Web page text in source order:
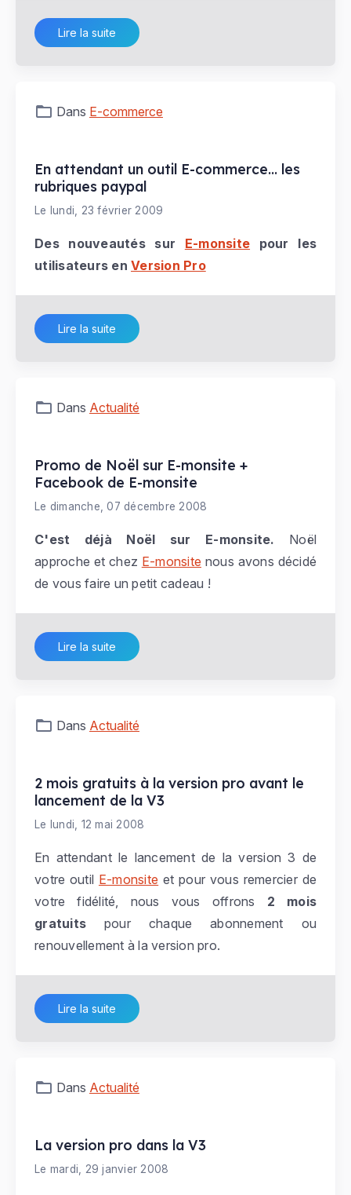
Lire la suite
Dans E-commerce
En attendant un outil E-commerce... les
rubriques paypal
Le lundi, 23 février 2009
Des nouveautés sur E-monsite pour les
utilisateurs en Version Pro
Lire la suite
Dans Actualité
Promo de Noël sur E-monsite +
Facebook de E-monsite
Le dimanche, 07 décembre 2008
C'est déjà Noël sur E-monsite. Noël
approche et chez E-monsite nous avons décidé
de vous faire un petit cadeau !
Lire la suite
Dans Actualité
2 mois gratuits à la version pro avant le
lancement de la V3
Le lundi, 12 mai 2008
En attendant le lancement de la version 3 de
votre outil E-monsite et pour vous remercier de
votre fidélité, nous vous offrons 2 mois
gratuits pour chaque abonnement ou
renouvellement à la version pro.
Lire la suite
Dans Actualité
La version pro dans la V3
Le mardi, 29 janvier 2008